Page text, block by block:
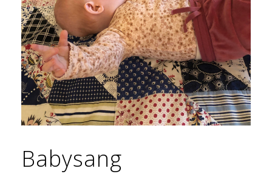
Babysang